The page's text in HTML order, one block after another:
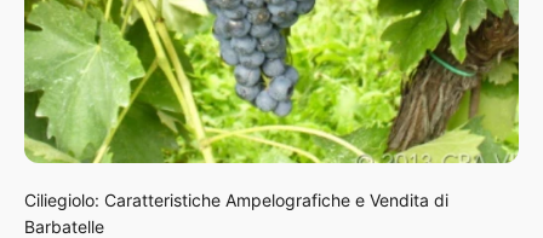
Ciliegiolo: Caratteristiche Ampelografiche e Vendita di
Barbatelle